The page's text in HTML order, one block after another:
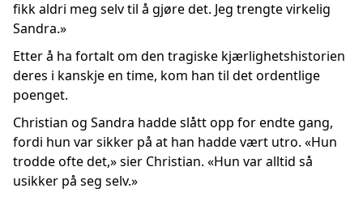
fikk aldri meg selv til å gjøre det. Jeg trengte virkelig
Sandra.»
Etter å ha fortalt om den tragiske kjærlighetshistorien
deres i kanskje en time, kom han til det ordentlige
poenget.
Christian og Sandra hadde slått opp for endte gang,
fordi hun var sikker på at han hadde vært utro. «Hun
trodde ofte det,» sier Christian. «Hun var alltid så
usikker på seg selv.»